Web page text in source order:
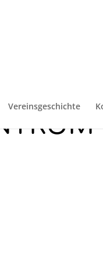
Vereinsgeschichte